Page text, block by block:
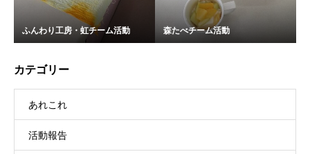
ふんわり工房・虹チーム活動 森たべチーム活動
カテゴリー
あれこれ
活動報告